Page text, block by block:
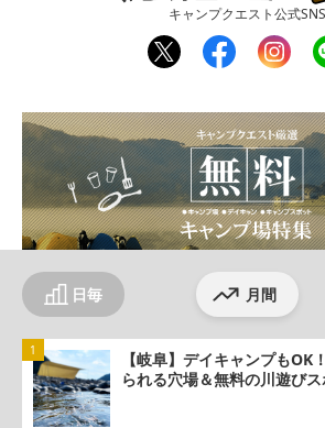
キャンプクエスト公式SNS
twit
ter
fac
ebo
inst
agr
日毎 月間
【岐阜】デイキャンプもOK
られる穴場＆無料の川遊びス